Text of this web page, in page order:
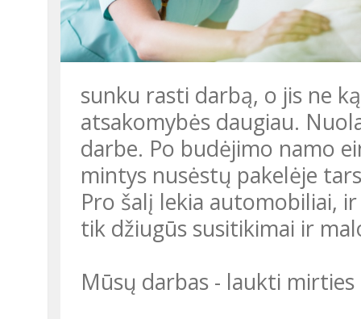
sunku rasti darbą, o jis ne
atsakomybės daugiau.
darbe. Po budėjimo namo
mintys nusėstų pakelėje
Pro šalį lekia automobiliai,
tik džiugūs susitikimai ir
Mūsų darbas - laukti mirties